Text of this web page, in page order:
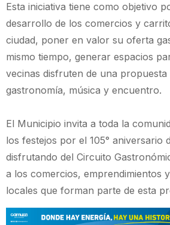
Esta iniciativa tiene como objetivo
desarrollo de los comercios y
ciudad, poner en valor su oferta
mismo tiempo, generar espacios
vecinas disfruten de una propuesta
gastronomía, música y encuentro.
El Municipio invita a toda la
los festejos por el 105° aniversario
disfrutando del Circuito
a los comercios, emprendimientos
locales que forman parte de esta